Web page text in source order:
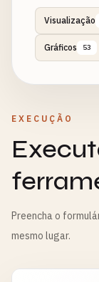
Visualização
Gráficos 53
EXECUÇÃO
Preencha o
mesmo lugar.